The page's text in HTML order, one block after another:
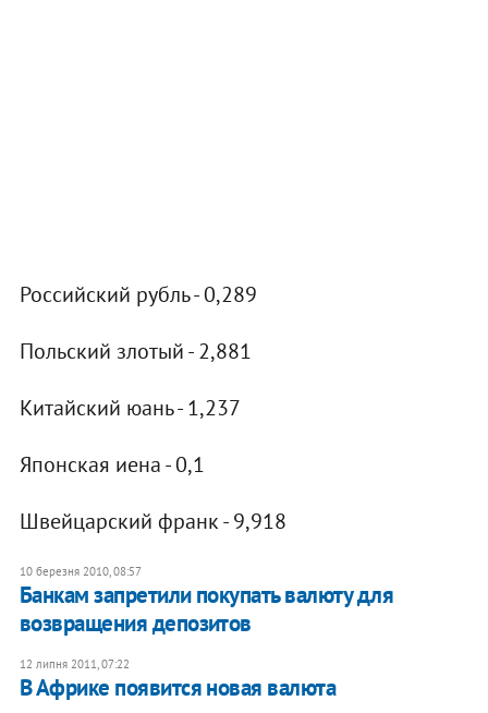
Российский рубль - 0,289
Польский злотый - 2,881
Китайский юань - 1,237
Японская иена - 0,1
Швейцарский франк - 9,918
10 березня 2010, 08:57
Банкам запретили покупать валюту для
возвращения депозитов
12 липня 2011, 07:22
В Африке появится новая валюта